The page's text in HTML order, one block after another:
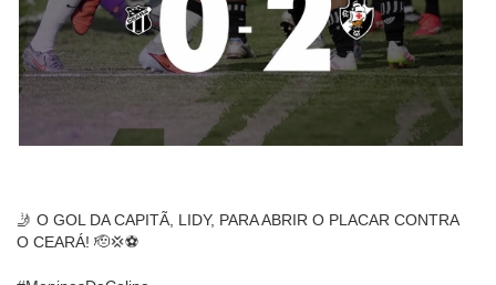
🤳 O GOL DA CAPITÃ, LIDY, PARA ABRIR O PLACAR CONTRA
O CEARÁ! 🫡💢⚽️